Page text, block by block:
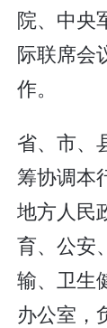
院、中央
际联席会
作。
省、市、
筹协调本
地方人民
育、公安
输、卫生
办公室，